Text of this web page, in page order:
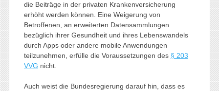
die Beiträge in der privaten Krankenversicherung
erhöht werden können. Eine Weigerung von
Betroffenen, an erweiterten Datensammlungen
bezüglich ihrer Gesundheit und ihres Lebenswandels
durch Apps oder andere mobile Anwendungen
teilzunehmen, erfülle die Voraussetzungen des § 203
VVG nicht.
Auch weist die Bundesregierung darauf hin, dass es